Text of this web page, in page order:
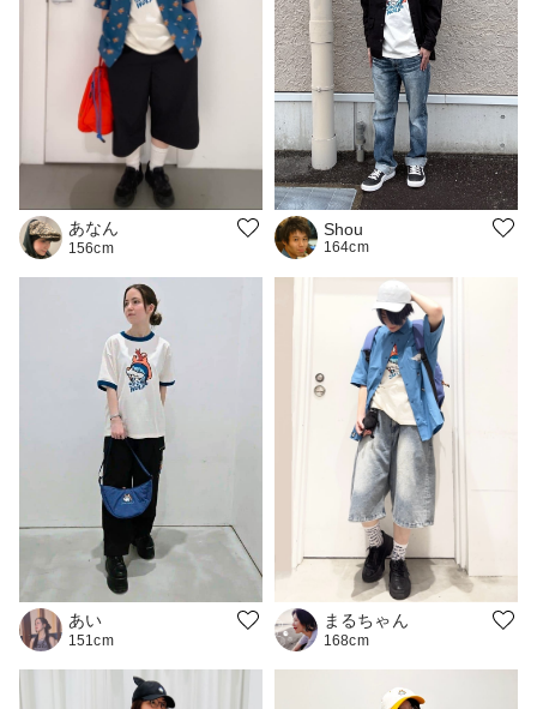
あなん
156cm
Shou
164cm
あい
151cm
まるちゃん
168cm